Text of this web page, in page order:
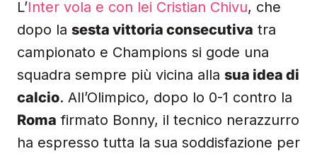
L’Inter vola e con lei Cristian Chivu, che
dopo la sesta vittoria consecutiva tra
campionato e Champions si gode una
squadra sempre più vicina alla sua idea di
calcio. All’Olimpico, dopo lo 0-1 contro la
Roma firmato Bonny, il tecnico nerazzurro
ha espresso tutta la sua soddisfazione per